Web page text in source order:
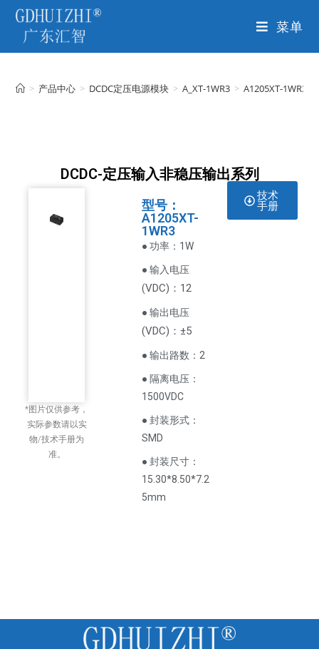
菜单
> 产品中心 > DCDC定压电源模块 > A_XT-1WR3 > A1205XT-1WR3
DCDC-定压输入非稳压输出系列
*图片仅供参考，
实际参数请以实
物/技术手册为
准。
型号：
A1205XT-
1WR3
● 功率：1W
● 输入电压
(VDC)：12
● 输出电压
(VDC) ：±5
● 输出路数：2
● 隔离电压：
1500VDC
● 封装形式：
SMD
● 封装尺寸：
15.30*8.50*7.2
5mm
技术
手册